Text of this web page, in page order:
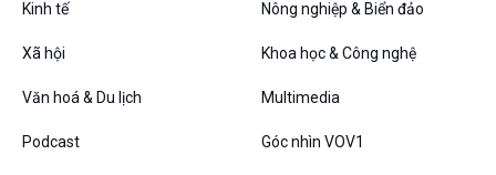
VOV1 đặc biệt
Chân dung cuộc sống
Các chương trình đặc biệt
Kinh tế Nông nghiệp & Biển đảo
Xã hội Khoa học & Công nghệ
Văn hoá & Du lịch Multimedia
Podcast Góc nhìn VOV1